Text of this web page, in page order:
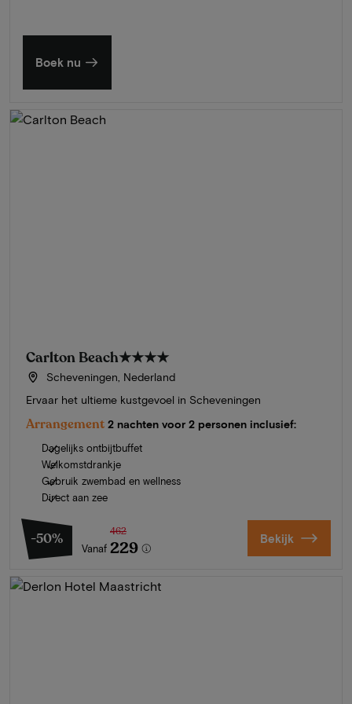
Boek nu
Carlton Beach★★★★
Scheveningen, Nederland
Ervaar het ultieme kustgevoel in Scheveningen
Arrangement 2 nachten voor 2 personen inclusief:
Dagelijks ontbijtbuffet
Welkomstdrankje
Gebruik zwembad en wellness
Direct aan zee
-50%
Vanaf
462
229 Bekijk